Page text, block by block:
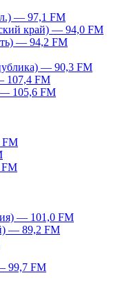
— 97,1 FM
край) — 94,0 FM
— 94,2 FM
— 90,3 FM
107,4 FM
105,6 FM
FM
FM
— 101,0 FM
— 89,2 FM
99,7 FM